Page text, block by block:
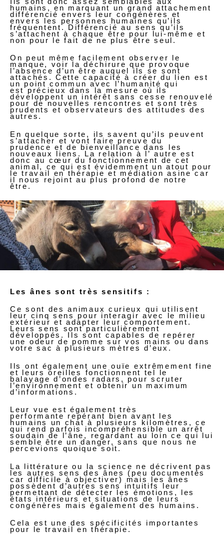
humains, en marquant un grand attachement
différencié envers leur congénères et
envers les personnes humaines qu’ils
fréquentent. Différencié au sens qu’ils
s’attachent à chaque être pour lui-même et
non pour le fait de ne plus être seul.
On peut même facilement observer le
manque, voir la déchirure que provoque
l’absence d’un être auquel ils se sont
attachés. Cette capacité à créer du lien est
un point commun avec l’humanité qui
est précieux dans la mesure où ils
développent un intérêt sans cesse renouvelé
pour de nouvelles rencontres et sont très
prudents et observateurs des attitudes des
autres.
En quelque sorte, ils savent qu’ils peuvent
s’attacher et vont faire preuve du
prudence et de bienveillance dans les
nouveaux liens. La relation à l’ autre est
donc au cœur du fonctionnement de cet
animal, ce qui est évidemment un atout pour
le travail en thérapie et médiation asine car
il nous rejoint au plus profond de notre
être.
Les ânes sont très sensitifs :
Ce sont des animaux curieux qui utilisent
leur cinq sens pour interagir avec le milieu
extérieur et adapter leur comportement.
Leurs sens sont particulièrement
développés. Ils sont capables de repérer
une odeur de pomme sur vos mains ou dans
votre sac à plusieurs mètres d’eux.
Ils ont également une ouïe extrêmement fine
et leurs oreilles fonctionnent tel le
balayage d’ondes radars, pour scruter
l’environnement et obtenir un maximum
d’informations.
Leur vue est également très
performante repérant bien avant les
humains un chat à plusieurs kilomètres, ce
qui rend parfois incompréhensible un arrêt
soudain de l’âne, regardant au loin ce qui lui
semble être un danger, sans que nous ne
percevions quoique soit.
La littérature ou la science ne décrivent pas
les autres sens des ânes (peu documentés
car difficile à objectiver) mais les ânes
possèdent d’autres sens intuitifs leur
permettant de détecter les émotions, les
états intérieurs et situations de leurs
congénères mais également des humains.
Cela est une des spécificités importantes
pour le travail en thérapie.